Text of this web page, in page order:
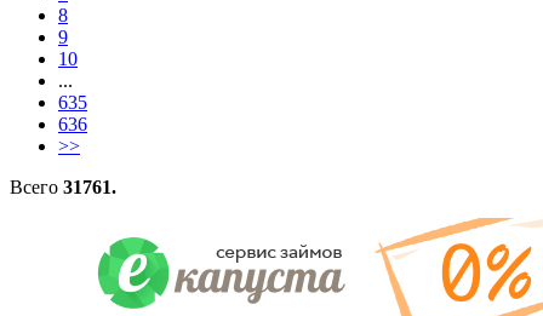
8
9
10
...
635
636
>>
Всего 31761.